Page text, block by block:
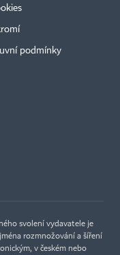
podmínky
svolení vydavatele je
rozmnožování a šíření
v českém nebo